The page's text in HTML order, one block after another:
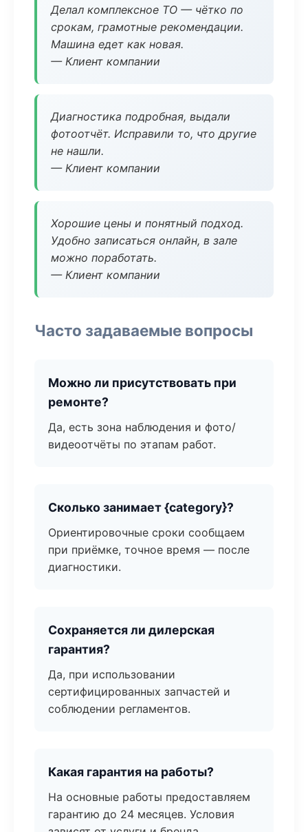
Делал комплексное ТО — чётко по
срокам, грамотные рекомендации.
Машина едет как новая.
— Клиент компании
Диагностика подробная, выдали
фотоотчёт. Исправили то, что другие
не нашли.
— Клиент компании
Хорошие цены и понятный подход.
Удобно записаться онлайн, в зале
можно поработать.
— Клиент компании
Часто задаваемые вопросы
Можно ли присутствовать при
ремонте?
Да, есть зона наблюдения и фото/
видеоотчёты по этапам работ.
Сколько занимает {category}?
Ориентировочные сроки сообщаем
при приёмке, точное время — после
диагностики.
Сохраняется ли дилерская
гарантия?
Да, при использовании
сертифицированных запчастей и
соблюдении регламентов.
Какая гарантия на работы?
На основные работы предоставляем
гарантию до 24 месяцев. Условия